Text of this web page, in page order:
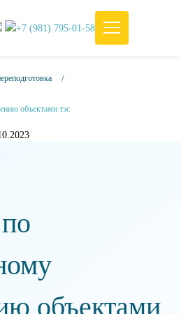
+7 (981) 795-01-58
объектами тэс
объектами